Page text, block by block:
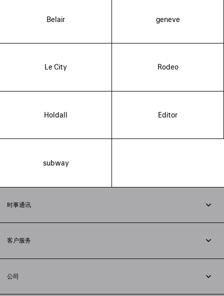
Belair geneve
Le City Rodeo
Holdall Editor
subway
时事通讯
客户服务
配送方式
公司